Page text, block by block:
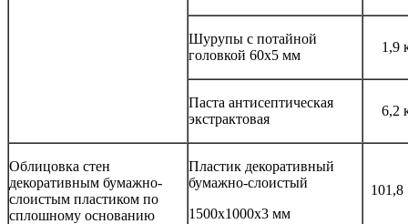
Шурупы с потайной
головкой 60x5 мм
1,9
Паста антисептическая
экстрактовая
6,2
Облицовка стен
декоративным бумажно-
слоистым пластиком по
сплошному основанию
Пластик декоративный
бумажно-слоистый
1500x1000x3 мм